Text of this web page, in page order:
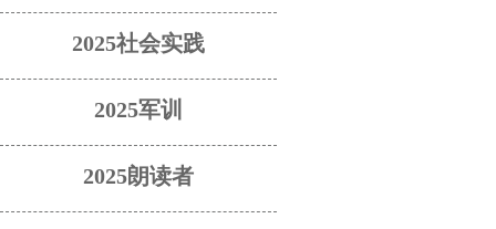
2025社会实践
2025军训
2025朗读者